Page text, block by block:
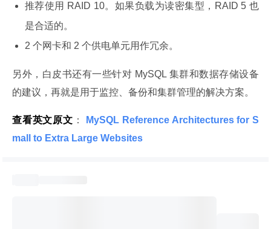
推荐使用 RAID 10。如果负载为读密集型，RAID 5 也
是合适的。
2 个网卡和 2 个供电单元用作冗余。
另外，白皮书还有一些针对 MySQL 集群和数据存储设备
的建议，再就是用于监控、备份和集群管理的解决方案。
查看英文原文 ：
MySQL Reference Architectures for S
mall to Extra Large Websites